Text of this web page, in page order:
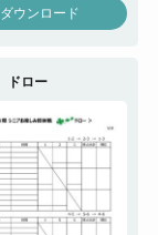
ダウンロード
ドロー